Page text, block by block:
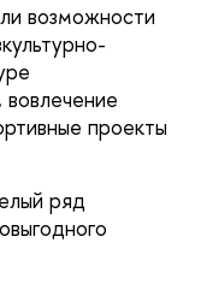
возможности
вовлечение
проекты
ряд